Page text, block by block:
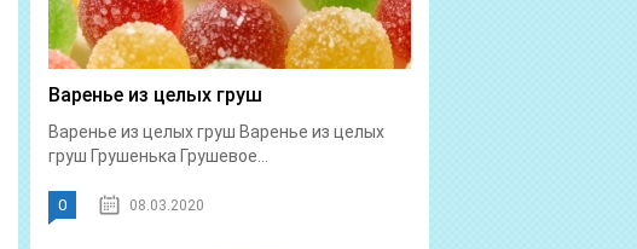
Варенье из целых груш
Варенье из целых груш Варенье из целых
груш Грушенька Грушевое...
0 08.03.2020